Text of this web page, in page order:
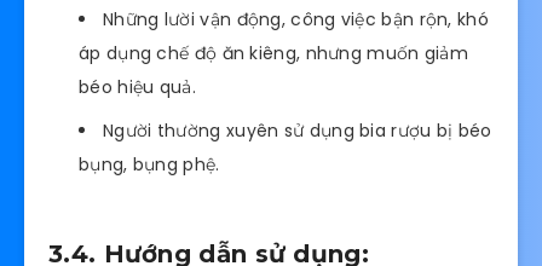
Những lười vận động, công việc bận rộn, khó
áp dụng chế độ ăn kiêng, nhưng muốn giảm
béo hiệu quả.
Người thường xuyên sử dụng bia rượu bị béo
bụng, bụng phệ.
3.4. Hướng dẫn sử dụng: